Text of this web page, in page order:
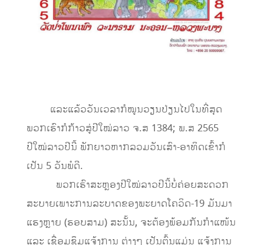
ແລະແລ້ວວັນເວລາກໍໝູນວຽນປ່ຽນໄປໃນທີ່ສຸດ
ພວກເຮົາກໍກ້າວສູ່ປີໃໝ່ລາວ ຈ.ສ 1384; ພ.ສ 2565
ປີໃໝ່ລາວປີນີ້ ພັກຍາວຫາກລວມວັນເສົາ-ອາທິດເຂົ້າກໍ
ເປັນ 5 ວັນພໍດີ.
​ພວກເຮົາສະຫຼອງປີໃໝ່ລາວປີນີ້ບໍ່ຄ່ອຍສະດວກ
ສະບາຍເພາະການລະບາດຂອງພະຍາດໂຄວິດ-19 ມັນມາ
ແຮງຫຼາຍ (ຮອບສາມ) ສະນັ້ນ, ຈະຕ້ອງພ້ອມກັນກຳແໜ້ນ
ແລະ ເຊື່ອມຊຶມແຈ້ງການ ຕ່າງໆ ເປັນຕົ້ນແມ່ນ ແຈ້ງການ